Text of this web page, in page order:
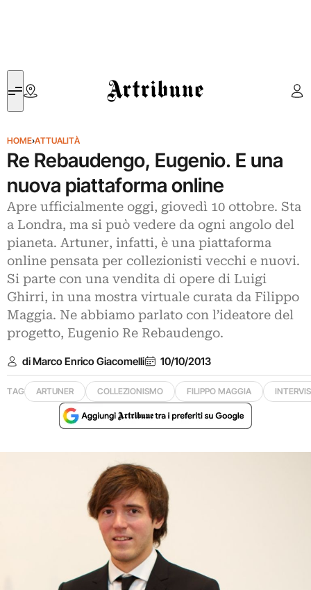
Artribune
HOME›ATTUALITÀ
Re Rebaudengo, Eugenio. E una
nuova piattaforma online
Apre ufficialmente oggi, giovedì 10 ottobre. Sta
a Londra, ma si può vedere da ogni angolo del
pianeta. Artuner, infatti, è una piattaforma
online pensata per collezionisti vecchi e nuovi.
Si parte con una vendita di opere di Luigi
Ghirri, in una mostra virtuale curata da Filippo
Maggia. Ne abbiamo parlato con l’ideatore del
progetto, Eugenio Re Rebaudengo.
di Marco Enrico Giacomelli 10/10/2013
TAG ARTUNER COLLEZIONISMO FILIPPO MAGGIA